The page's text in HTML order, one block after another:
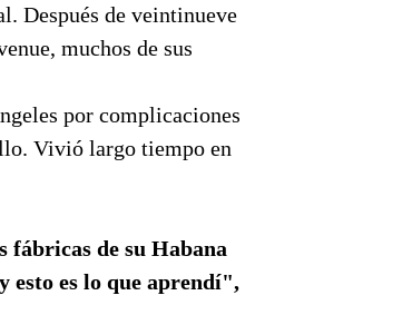
Después de veintinueve
muchos de sus
por complicaciones
Vivió largo tiempo en
fábricas de su Habana
esto es lo que aprendí",